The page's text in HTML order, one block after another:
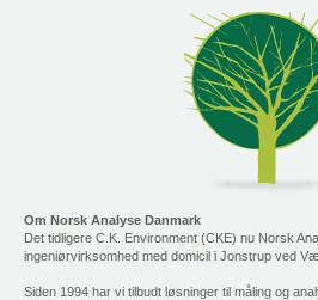
Om Norsk Analyse Danmark
Det tidligere C.K. Environment (CKE) nu Norsk
ingeniørvirksomhed med domicil i Jonstrup ved
Siden 1994 har vi tilbudt løsninger til måling og